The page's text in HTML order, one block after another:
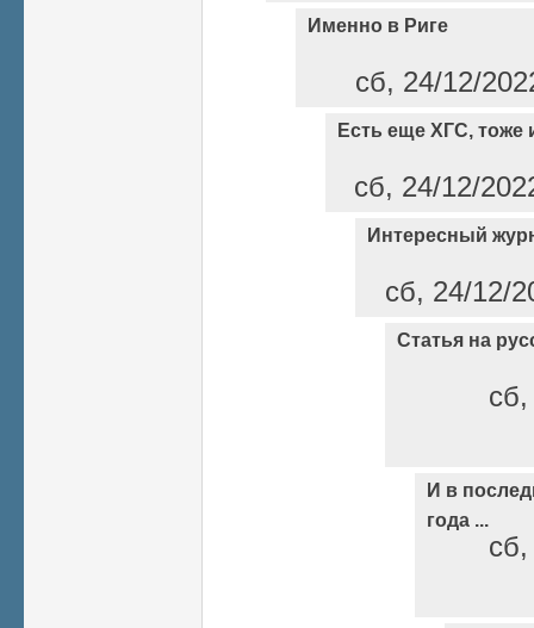
Именно в Риге
сб, 24/12/
Есть еще ХГС, тоже
сб, 24/12/
Интересный
сб, 24/12/
Статья на
И в
года ...